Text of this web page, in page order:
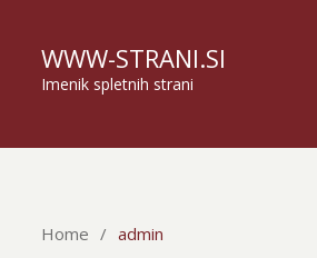
WWW-STRANI.SI
Imenik spletnih strani
Home admin